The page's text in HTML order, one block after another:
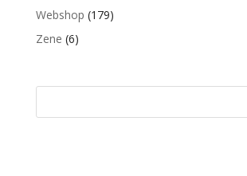
Webshop (179)
Zene (6)